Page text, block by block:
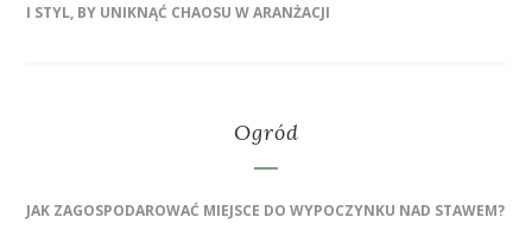
I STYL, BY UNIKNĄĆ CHAOSU W ARANŻACJI
Ogród
JAK ZAGOSPODAROWAĆ MIEJSCE DO WYPOCZYNKU NAD STAWEM?